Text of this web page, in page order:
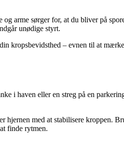
arme sørger for, at du bliver på
unødige styrt.
kropsbevidsthed – evnen til at
i haven eller en streg på en
med at stabilisere kroppen.
finde rytmen.